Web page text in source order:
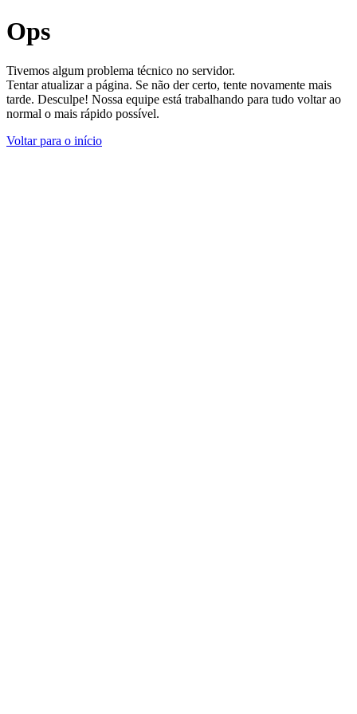
Ops
Tivemos algum problema técnico no servidor.
Tentar atualizar a página. Se não der certo, tente novamente mais
tarde. Desculpe! Nossa equipe está trabalhando para tudo voltar ao
normal o mais rápido possível.
Voltar para o início